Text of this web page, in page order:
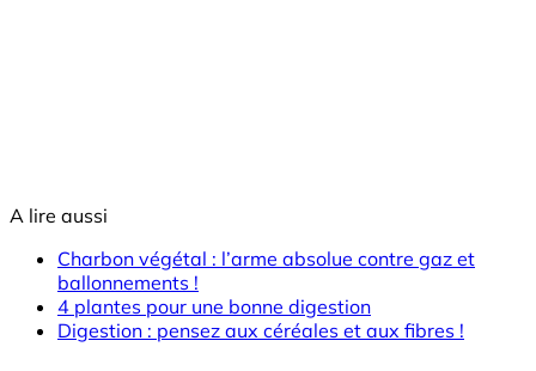
A lire aussi
Charbon végétal : l’arme absolue contre gaz et
ballonnements !
4 plantes pour une bonne digestion
Digestion : pensez aux céréales et aux fibres !